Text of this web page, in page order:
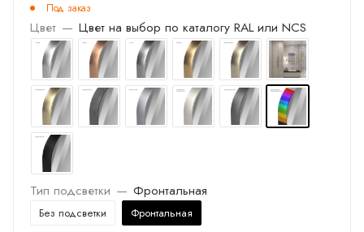
Под заказ
Цвет — Цвет на выбор по каталогу RAL или NCS
Тип подсветки — Фронтальная
Без подсветки Фронтальная